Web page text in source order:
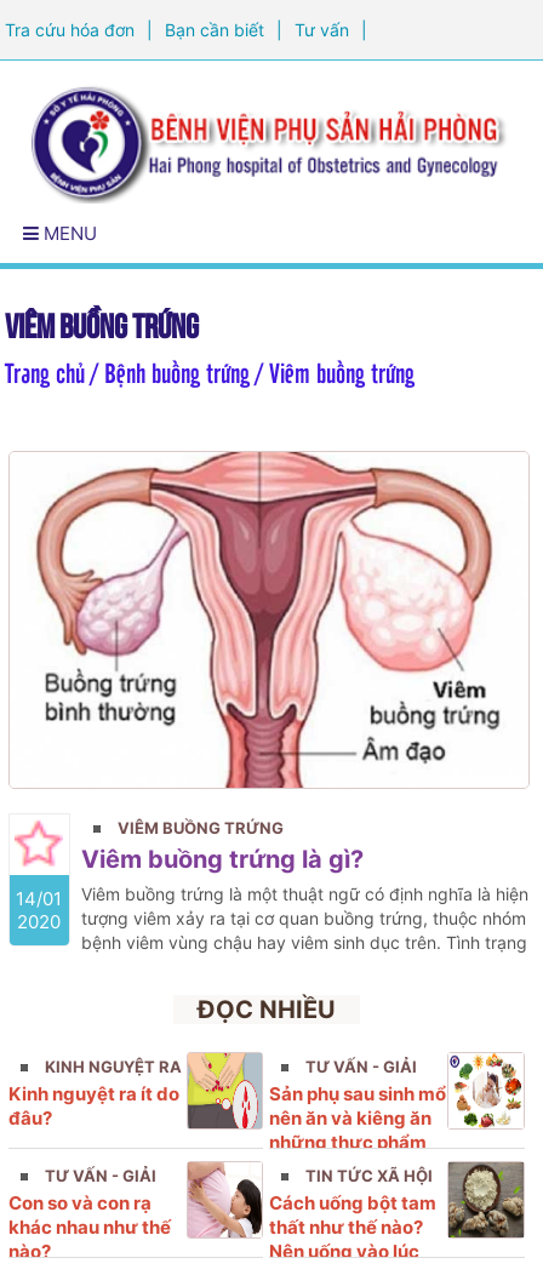
Tra cứu hóa đơn Bạn cần biết Tư vấn
Đăng ký khám sức khỏe
MENU
Viêm buồng trứng
Trang chủ/ Bệnh buồng trứng / Viêm buồng trứng
14/01
2020
VIÊM BUỒNG TRỨNG
Viêm buồng trứng là gì?
Viêm buồng trứng là một thuật ngữ có định nghĩa là hiện
tượng viêm xảy ra tại cơ quan buồng trứng, thuộc nhóm
bệnh viêm vùng chậu hay viêm sinh dục trên. Tình trạng
quan trong khung chậu, bao gồm tử cung, nội mạc tử
cung, ống dẫn trứng, buồng trứng và có thể là thành
ĐỌC NHIỀU
KINH NGUYỆT RA
ÍT
Kinh nguyệt ra ít do
đâu?
TƯ VẤN - GIẢI
ĐÁP
Sản phụ sau sinh mổ
nên ăn và kiêng ăn
những thực phẩm
nào?
TƯ VẤN - GIẢI
ĐÁP
Con so và con rạ
khác nhau như thế
nào?
TIN TỨC XÃ HỘI
Cách uống bột tam
thất như thế nào?
Nên uống vào lúc